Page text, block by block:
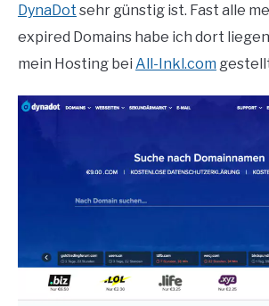
DynaDot sehr günstig ist. Fast alle
expired Domains habe ich dort
mein Hosting bei All-Inkl.com